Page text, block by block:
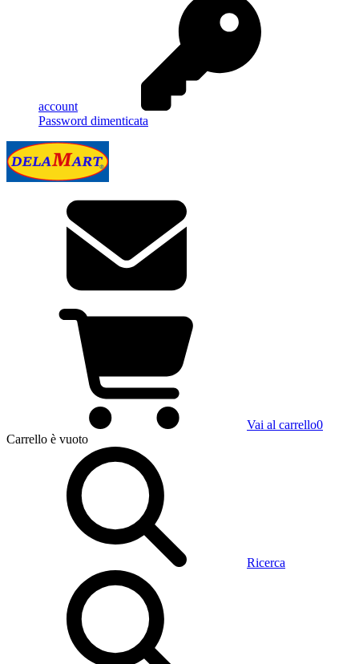
account
Password dimenticata
Vai al carrello0
Carrello è vuoto
Ricerca